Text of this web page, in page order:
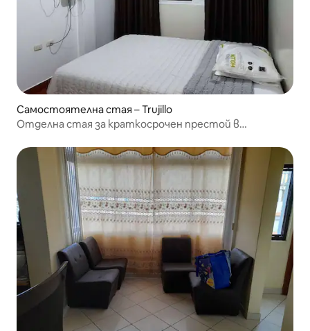
Самостоятелна стая – Trujillo
Отделна стая за краткосрочен престой в